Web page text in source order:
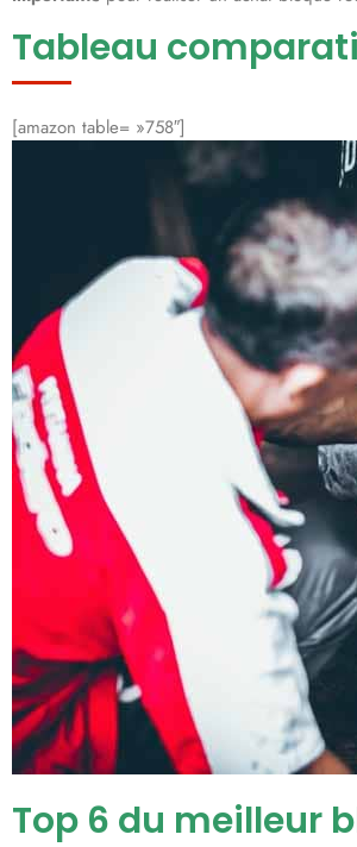
Tableau
[amazon table= »758″]
Top 6 du meilleur